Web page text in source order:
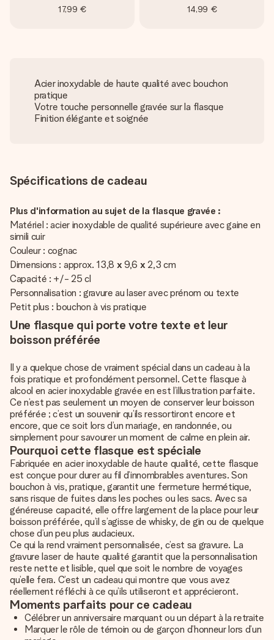
17,99 € 14,99 €
Acier inoxydable de haute qualité avec bouchon
pratique
Votre touche personnelle gravée sur la flasque
Finition élégante et soignée
Spécifications de cadeau
Plus d'information au sujet de la flasque gravée :
Matériel : acier inoxydable de qualité supérieure avec gaine en
simili cuir
Couleur : cognac
Dimensions : approx. 13,8 x9,6 x 2,3 cm
Capacité : +/- 25 cl
Personnalisation : gravure au laser avec prénom ou texte
Petit plus : bouchon à vis pratique
Une flasque qui porte votre texte et leur
boisson préférée
Il y a quelque chose de vraiment spécial dans un cadeau à la
fois pratique et profondément personnel. Cette flasque à
alcool en acier inoxydable gravée en est l’illustration parfaite.
Ce n’est pas seulement un moyen de conserver leur boisson
préférée ; c’est un souvenir qu’ils ressortiront encore et
encore, que ce soit lors d’un mariage, en randonnée, ou
simplement pour savourer un moment de calme en plein air.
Pourquoi cette flasque est spéciale
Fabriquée en acier inoxydable de haute qualité, cette flasque
est conçue pour durer au fil d’innombrables aventures. Son
bouchon à vis, pratique, garantit une fermeture hermétique,
sans risque de fuites dans les poches ou les sacs. Avec sa
généreuse capacité, elle offre largement de la place pour leur
boisson préférée, qu’il s’agisse de whisky, de gin ou de quelque
chose d’un peu plus audacieux.
Ce qui la rend vraiment personnalisée, c’est sa gravure. La
gravure laser de haute qualité garantit que la personnalisation
reste nette et lisible, quel que soit le nombre de voyages
qu’elle fera. C’est un cadeau qui montre que vous avez
réellement réfléchi à ce qu’ils utiliseront et apprécieront.
Moments parfaits pour ce cadeau
Célébrer un anniversaire marquant ou un départ à la retraite
Marquer le rôle de témoin ou de garçon d’honneur lors d’un